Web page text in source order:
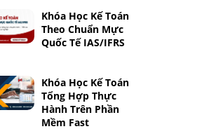
Khóa Học Kế Toán
Theo Chuẩn Mực
Quốc Tế IAS/IFRS
Khóa Học Kế Toán
Tổng Hợp Thực
Hành Trên Phần
Mềm Fast